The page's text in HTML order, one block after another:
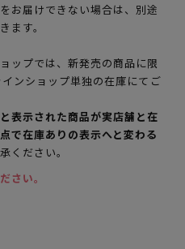
お届けできない場合は、別途
ます。
ップでは、新発売の商品に限
ンショップ単独の在庫にてご
表示された商品が実店舗と在
で在庫ありの表示へと変わる
ください。
さい。